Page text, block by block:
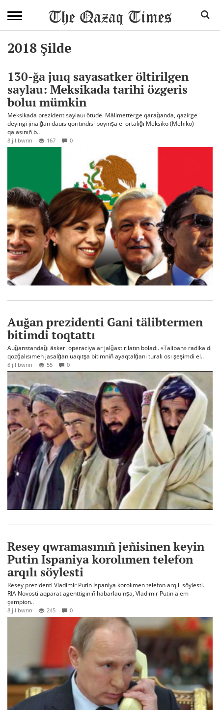
2018 Şilde
130-ğa juıq sayasatker öltirilgen
saylau: Meksikada tarihi özgeris
boluı mümkin
Meksikada prezident saylauı ötude. Mälimetterge qarağanda, qazirge
deyingi jinalğan dauıs qorıtındısı boyınşa el ortalığı Meksiko (Mehiko)
qalasınıñ b..
8 jıl bwrın 167 0
Auğan prezidenti Gani tälibtermen
bitimdi toqtattı
Auğanstandağı äskeri operaciyalar jalğastırılatın boladı. «Taliban» radikaldı
qozğalısımen jasalğan uaqıtşa bitimniñ ayaqtalğanı turalı osı şeşimdi el..
8 jıl bwrın 55 0
Resey qwramasınıñ jeñisinen keyin
Putin Ispaniya korolımen telefon
arqılı söylesti
Resey prezidenti Vladimir Putin Ispaniya korolımen telefon arqılı söylesti.
RIA Novosti aqparat agenttiginiñ habarlauınşa, Vladimir Putin älem
çempion..
8 jıl bwrın 245 0